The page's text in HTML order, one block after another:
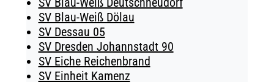
SV Blau-Weiß Dölau
SV Dessau 05
SV Dresden Johannstadt 90
SV Eiche Reichenbrand
SV Einheit Kamenz